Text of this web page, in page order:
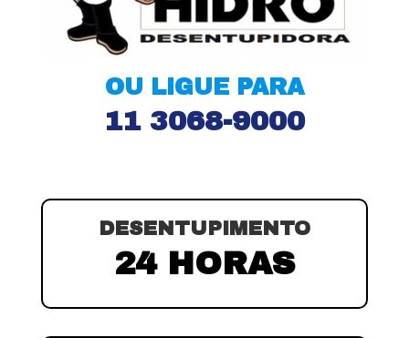
OU LIGUE PARA
11 3068-9000
DESENTUPIMENTO
24 HORAS